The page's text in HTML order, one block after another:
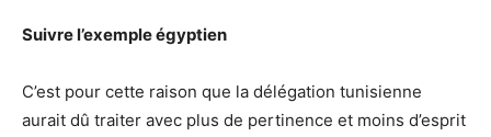
Suivre l’exemple égyptien
C’est pour cette raison que la délégation tunisienne
aurait dû traiter avec plus de pertinence et moins d’esprit